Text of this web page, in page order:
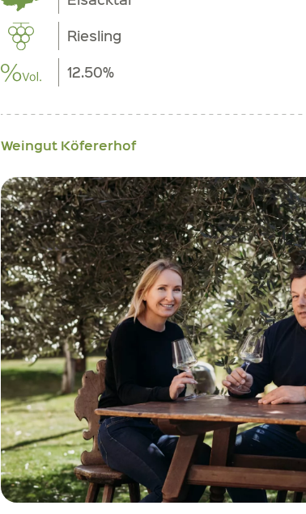
Riesling
12.50%
Weingut Köfererhof